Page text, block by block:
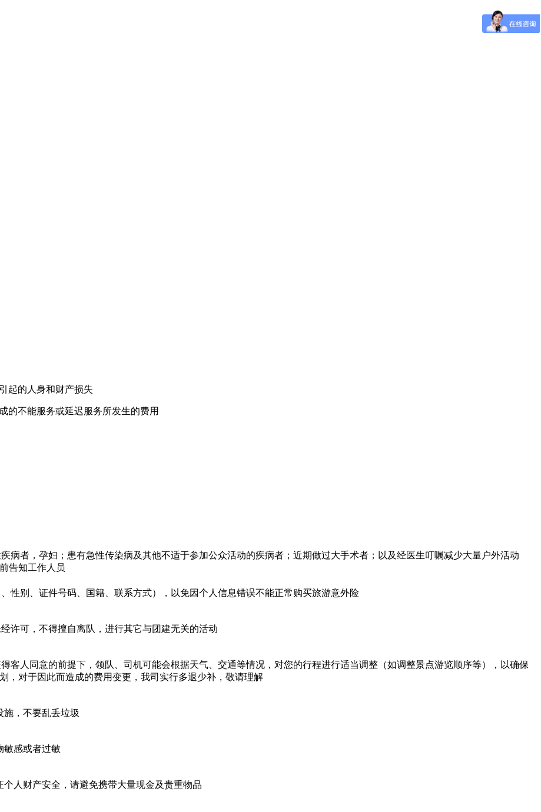
起的人身和财产损失
的不能服务或延迟服务所发生的费用
病者，孕妇；患有急性传染病及其他不适于参加公众活动的疾病者；近期做过大手术者；以及经医生叮嘱减少大量户外活动
告知工作人员
性别、证件号码、国籍、联系方式），以免因个人信息错误不能正常购买旅游意外险
许可，不得擅自离队，进行其它与团建无关的活动
客人同意的前提下，领队、司机可能会根据天气、交通等情况，对您的行程进行适当调整（如调整景点游览顺序等），以确保
，对于因此而造成的费用变更，我司实行多退少补，敬请理解
施，不要乱丢垃圾
敏感或者过敏
人财产安全，请避免携带大量现金及贵重物品